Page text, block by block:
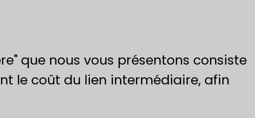
que nous vous présentons consiste
le coût du lien intermédiaire, afin